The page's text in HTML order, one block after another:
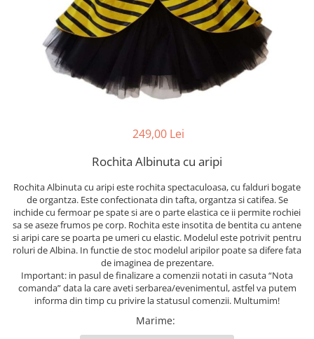
249,00 Lei
Rochita Albinuta cu aripi
Rochita Albinuta cu aripi este rochita spectaculoasa, cu falduri bogate
de organtza. Este confectionata din tafta, organtza si catifea. Se
inchide cu fermoar pe spate si are o parte elastica ce ii permite rochiei
sa se aseze frumos pe corp. Rochita este insotita de bentita cu antene
si aripi care se poarta pe umeri cu elastic. Modelul este potrivit pentru
roluri de Albina. In functie de stoc modelul aripilor poate sa difere fata
de imaginea de prezentare.
Important: in pasul de finalizare a comenzii notati in casuta “Nota
comanda” data la care aveti serbarea/evenimentul, astfel va putem
informa din timp cu privire la statusul comenzii. Multumim!
Marime: